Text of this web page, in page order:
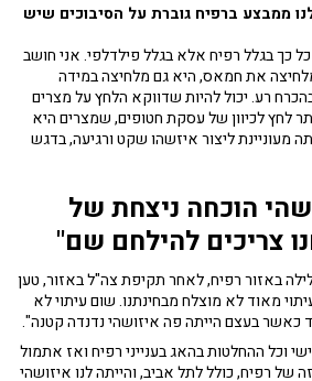
ממבצע ברפיח גוברת על הסיבוכים שיש
כך בגלל רפיח אלא בגלל פילדלפי. אני חושב
את חמאס, היא גם מלחיצה במידה
רע. יכול להיות שדווקא הלחץ על מצרים
לחץ לכיוון של עסקת חטופים, שמצרים היא
מעוניינת ליצור איזשהו שקט ורגיעה, בדגש
הוכחה ניצחת של
צריכים להילחם שם"
באזור רפיח, לאחר תקיפת צה"ל באזור, טען
מאוד לא מוצלח מבחינתנו. שום עיתוי לא
כאשר בעצם הייתה פה איזושהי נדנדה קטנה".
וכל ההחלטות בהאג בענייני רפיח ואז אתמול
של רפיח, כולל לתל אביב, והייתה לנו איזושהי